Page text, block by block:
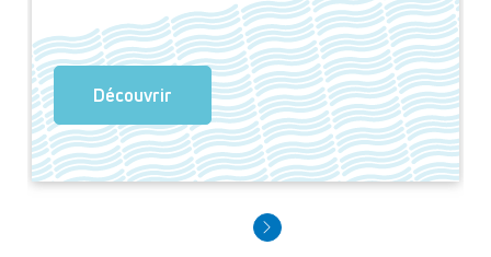
Découvrir